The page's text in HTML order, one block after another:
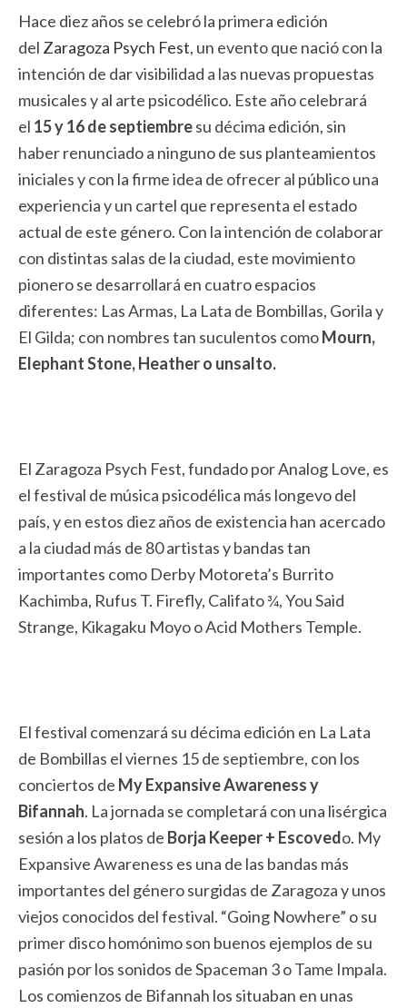
Hace diez años se celebró la primera edición
del Zaragoza Psych Fest, un evento que nació con la
intención de dar visibilidad a las nuevas propuestas
musicales y al arte psicodélico. Este año celebrará
el 15 y 16 de septiembresu décima edición, sin
haber renunciado a ninguno de sus planteamientos
iniciales y con la firme idea de ofrecer al público una
experiencia y un cartel que representa el estado
actual de este género. Con la intención de colaborar
con distintas salas de la ciudad, este movimiento
pionero se desarrollará en cuatro espacios
diferentes: Las Armas, La Lata de Bombillas, Gorila y
El Gilda; con nombres tan suculentos comoMourn,
Elephant Stone, Heather o unsalto.
El Zaragoza Psych Fest, fundado por Analog Love, es
el festival de música psicodélica más longevo del
país, y en estos diez años de existencia han acercado
a la ciudad más de 80 artistas y bandas tan
importantes como Derby Motoreta’s Burrito
Kachimba, Rufus T. Firefly, Califato ¾, You Said
Strange, Kikagaku Moyo o Acid Mothers Temple.
El festival comenzará su décima edición en La Lata
de Bombillas el viernes 15 de septiembre, con los
conciertos de My Expansive Awareness y
Bifannah. La jornada se completará con una lisérgica
sesión a los platos de Borja Keeper + Escovedo. My
Expansive Awareness es una de las bandas más
importantes del género surgidas de Zaragoza y unos
viejos conocidos del festival. “Going Nowhere” o su
primer disco homónimo son buenos ejemplos de su
pasión por los sonidos de Spaceman 3 o Tame Impala.
Los comienzos de Bifannah los situaban en unas